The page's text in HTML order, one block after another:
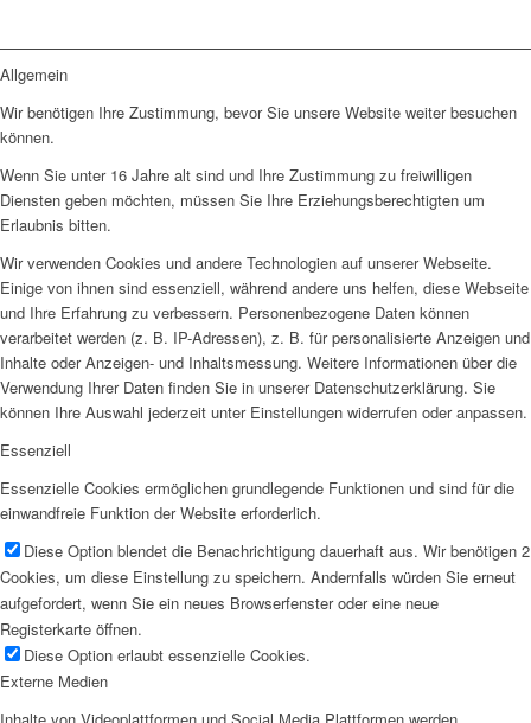
Allgemein
Wir benötigen Ihre Zustimmung, bevor Sie unsere Website weiter besuchen
können.
Wenn Sie unter 16 Jahre alt sind und Ihre Zustimmung zu freiwilligen
Diensten geben möchten, müssen Sie Ihre Erziehungsberechtigten um
Erlaubnis bitten.
Wir verwenden Cookies und andere Technologien auf unserer Webseite.
Einige von ihnen sind essenziell, während andere uns helfen, diese Webseite
und Ihre Erfahrung zu verbessern. Personenbezogene Daten können
verarbeitet werden (z. B. IP-Adressen), z. B. für personalisierte Anzeigen und
Inhalte oder Anzeigen- und Inhaltsmessung. Weitere Informationen über die
Verwendung Ihrer Daten finden Sie in unserer Datenschutzerklärung. Sie
können Ihre Auswahl jederzeit unter Einstellungen widerrufen oder anpassen.
Essenziell
Essenzielle Cookies ermöglichen grundlegende Funktionen und sind für die
einwandfreie Funktion der Website erforderlich.
Diese Option blendet die Benachrichtigung dauerhaft aus. Wir benötigen 2
Cookies, um diese Einstellung zu speichern. Andernfalls würden Sie erneut
aufgefordert, wenn Sie ein neues Browserfenster oder eine neue
Registerkarte öffnen.
Diese Option erlaubt essenzielle Cookies.
Externe Medien